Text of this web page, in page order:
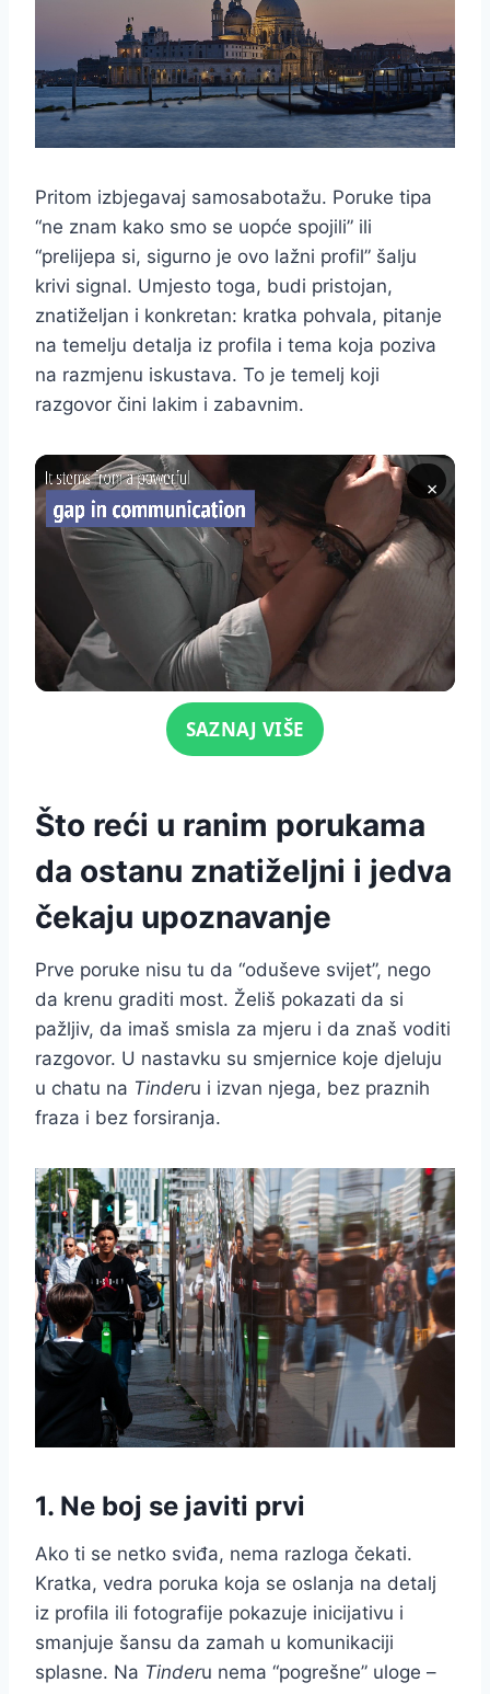
Pritom izbjegavaj samosabotažu. Poruke tipa
“ne znam kako smo se uopće spojili” ili
“prelijepa si, sigurno je ovo lažni profil” šalju
krivi signal. Umjesto toga, budi pristojan,
znatiželjan i konkretan: kratka pohvala, pitanje
na temelju detalja iz profila i tema koja poziva
na razmjenu iskustava. To je temelj koji
razgovor čini lakim i zabavnim.
×
Click for soundSAZNAJ VIŠE
Što reći u ranim porukama
da ostanu znatiželjni i jedva
čekaju upoznavanje
Prve poruke nisu tu da “oduševe svijet”, nego
da krenu graditi most. Želiš pokazati da si
pažljiv, da imaš smisla za mjeru i da znaš voditi
razgovor. U nastavku su smjernice koje djeluju
u chatu na Tinderu i izvan njega, bez praznih
fraza i bez forsiranja.
1. Ne boj se javiti prvi
Ako ti se netko sviđa, nema razloga čekati.
Kratka, vedra poruka koja se oslanja na detalj
iz profila ili fotografije pokazuje inicijativu i
smanjuje šansu da zamah u komunikaciji
splasne. Na Tinderu nema “pogrešne” uloge –